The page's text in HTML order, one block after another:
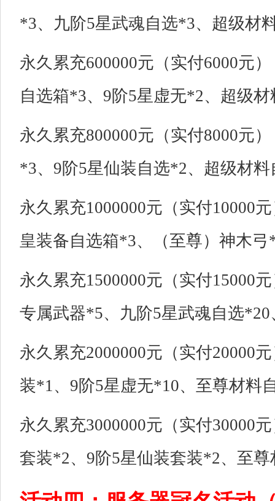
*3、九阶5星武魂自选*3、超级材
永久累充600000元（实付6000元
自选箱*3、9阶5星虚无*2、超级
永久累充800000元（实付8000元
*3、9阶5星仙装自选*2、超级材
永久累充1000000元（实付10000
皇装备自选箱*3、（至尊）神木
永久累充1500000元（实付15000
专属武器*5、九阶5星武魂自选
永久累充2000000元（实付20000
装*1、9阶5星虚无*10、至尊材料
永久累充3000000元（实付30000
套装*2、9阶5星仙装套装*2、至